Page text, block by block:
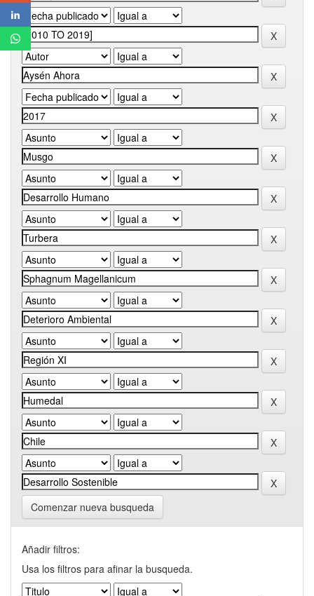
Comenzar nueva busqueda
Añadir filtros:
Usa los filtros para afinar la busqueda.